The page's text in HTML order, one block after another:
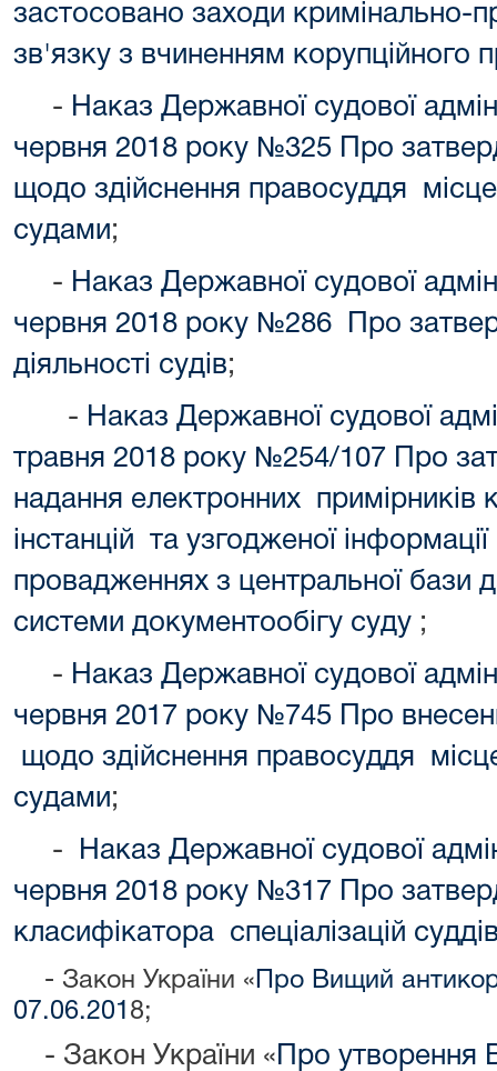
застосовано заходи кримінально-
зв'язку з вчиненням корупційного
- Наказ Державної судової
червня 2018 року №325 Про
щодо здійснення правосуддя
судами;
- Наказ Державної судової
червня 2018 року №286 Про
діяльності судів;
- Наказ Державної судової
травня 2018 року №254/107 Про
надання електронних примірників
інстанцій та узгодженої
провадженнях з центральної бази
системи документообігу суду ;
- Наказ Державної судової
червня 2017 року №745 Про
щодо здійснення правосуддя
судами;
-
Наказ Державної судової
червня 2018 року №317 Про
класифікатора спеціалізацій
- Закон України « Про Вищий
07.06.201 8;
- Закон України « Про утворення